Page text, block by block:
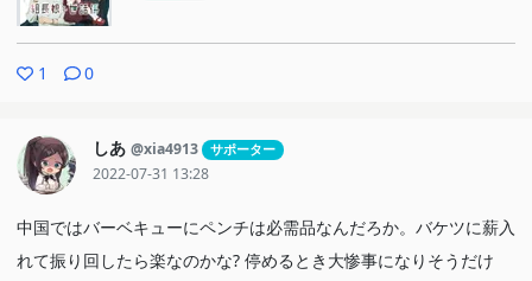
1 0
しあ @xia4913 サポーター
2022-07-31 13:28
中国ではバーベキューにペンチは必需品なんだろか。バケツに薪入
れて振り回したら楽なのかな? 停めるとき大惨事になりそうだけ